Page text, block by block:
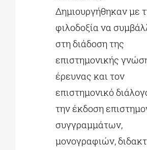
Δημιουργήθηκαν με
φιλοδοξία να
στη διάδοση της
επιστημονικής
έρευνας και τον
επιστημονικό
την έκδοση
συγγραμμάτων,
μονογραφιών,